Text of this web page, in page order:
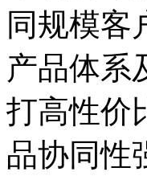
同规模客
产品体系
打高性价
品协同性